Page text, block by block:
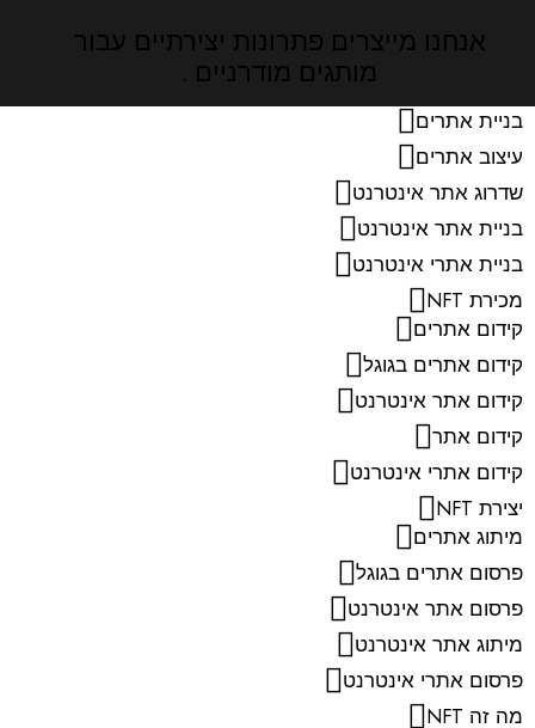
אנחנו מייצרים פתרונות יצירתיים עבור
מותגים מודרניים .
בניית אתרים
עיצוב אתרים
שדרוג אתר אינטרנט
בניית אתר אינטרנט
בניית אתרי אינטרנט
מכירת NFT
קידום אתרים
קידום אתרים בגוגל
קידום אתר אינטרנט
קידום אתר
קידום אתרי אינטרנט
יצירת NFT
מיתוג אתרים
פרסום אתרים בגוגל
פרסום אתר אינטרנט
מיתוג אתר אינטרנט
פרסום אתרי אינטרנט
מה זה NFT